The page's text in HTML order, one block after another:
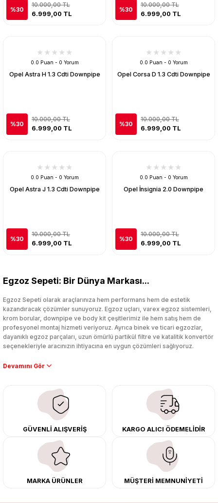
%30
10.000,00 TL
6.999,00 TL
%30
10.000,00 TL
6.999,00 TL
0.0 Puan - 0 Yorum
Opel Astra H 1.3 Cdti Downpipe
%30
10.000,00 TL
6.999,00 TL
0.0 Puan - 0 Yorum
Opel Corsa D 1.3 Cdti Downpipe
%30
10.000,00 TL
6.999,00 TL
0.0 Puan - 0 Yorum
Opel Astra J 1.3 Cdti Downpipe
%30
10.000,00 TL
6.999,00 TL
0.0 Puan - 0 Yorum
Opel İnsignia 2.0 Downpipe
%30
10.000,00 TL
6.999,00 TL
Egzoz Sepeti: Bir Dünya Markası...
Egzoz Sepeti olarak araçlarınıza hem performans hem de estetik
kazandıracak çözümler sunuyoruz. Egzoz uçları, varex egzoz sistemleri,
krom borular, downpipe ve body kit çeşitlerimiz ile hem satış hem de
profesyonel montaj hizmeti veriyoruz. Ayrıca binek ve ticari egzozlar,
dayanıklı egzoz parçaları, uzun ömürlü partikül filtre ve katalitik konvertör
seçenekleriyle aracınızın ihtiyacına en uygun çözümleri sağlıyoruz.
Performans artışı isteyen sürücüler için özel performans egzozları ve
çıkma orijinal ürünler ile yenileyebilir, body kit uygulamalarıyla aracınızın
tasarımını ve aerodinamisini üst seviyeye taşıyabilirsiniz.
Tüm ürünlerimiz orijinal, dayanıklı ve uzun ömürlüdür. İstanbul’daki montaj
merkezimizde profesyonel montaj yapıyor, Türkiye’nin her yerine güvenli
kargo ile teslimat gerçekleştiriyoruz. Aracınıza değer katmak için doğru
adres: Egzoz Sepeti.
GÜVENLİ ALIŞVERİŞ KARGO ALICI ÖDEMELİDİR
MARKA ÜRÜNLER MÜŞTERİ MEMNUNİYETİ